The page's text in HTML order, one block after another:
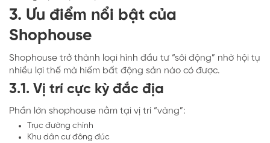
3. Ưu điểm nổi bật của
Shophouse
Shophouse trở thành loại hình đầu tư “sôi động” nhờ hội tụ
nhiều lợi thế mà hiếm bất động sản nào có được.
3.1. Vị trí cực kỳ đắc địa
Phần lớn shophouse nằm tại vị trí “vàng”:
Trục đường chính
Khu dân cư đông đúc